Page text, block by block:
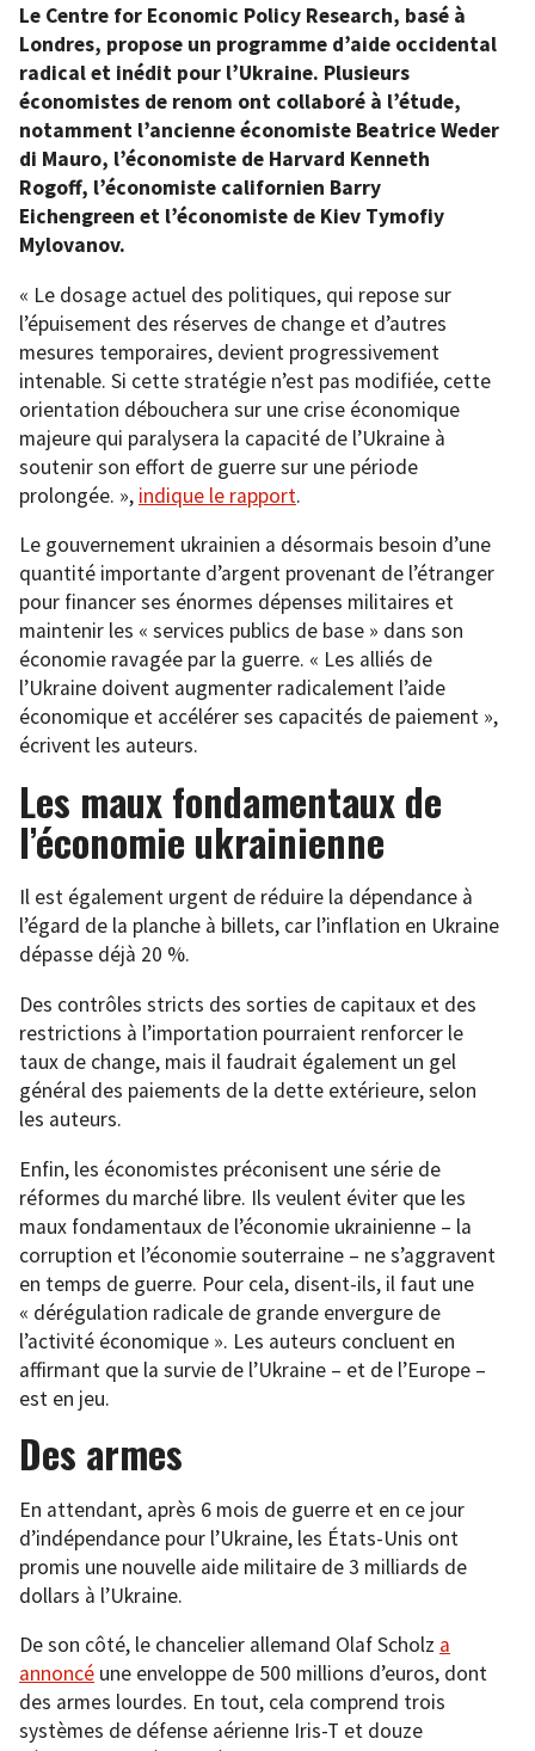
Le Centre for Economic Policy Research, basé à
Londres, propose un programme d’aide occidental
radical et inédit pour l’Ukraine. Plusieurs
économistes de renom ont collaboré à l’étude,
notamment l’ancienne économiste Beatrice Weder
di Mauro, l’économiste de Harvard Kenneth
Rogoff, l’économiste californien Barry
Eichengreen et l’économiste de Kiev Tymofiy
Mylovanov.
« Le dosage actuel des politiques, qui repose sur
l’épuisement des réserves de change et d’autres
mesures temporaires, devient progressivement
intenable. Si cette stratégie n’est pas modifiée, cette
orientation débouchera sur une crise économique
majeure qui paralysera la capacité de l’Ukraine à
soutenir son effort de guerre sur une période
prolongée. », indique le rapport.
Le gouvernement ukrainien a désormais besoin d’une
quantité importante d’argent provenant de l’étranger
pour financer ses énormes dépenses militaires et
maintenir les « services publics de base » dans son
économie ravagée par la guerre. « Les alliés de
l’Ukraine doivent augmenter radicalement l’aide
économique et accélérer ses capacités de paiement »,
écrivent les auteurs.
Les maux fondamentaux de
l’économie ukrainienne
Il est également urgent de réduire la dépendance à
l’égard de la planche à billets, car l’inflation en Ukraine
dépasse déjà 20 %.
Des contrôles stricts des sorties de capitaux et des
restrictions à l’importation pourraient renforcer le
taux de change, mais il faudrait également un gel
général des paiements de la dette extérieure, selon
les auteurs.
Enfin, les économistes préconisent une série de
réformes du marché libre. Ils veulent éviter que les
maux fondamentaux de l’économie ukrainienne – la
corruption et l’économie souterraine – ne s’aggravent
en temps de guerre. Pour cela, disent-ils, il faut une
« dérégulation radicale de grande envergure de
l’activité économique ». Les auteurs concluent en
affirmant que la survie de l’Ukraine – et de l’Europe –
est en jeu.
Des armes
En attendant, après 6 mois de guerre et en ce jour
d’indépendance pour l’Ukraine, les États-Unis ont
promis une nouvelle aide militaire de 3 milliards de
dollars à l’Ukraine.
De son côté, le chancelier allemand Olaf Scholz a
annoncé une enveloppe de 500 millions d’euros, dont
des armes lourdes. En tout, cela comprend trois
systèmes de défense aérienne Iris-T et douze